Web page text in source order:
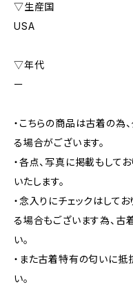
▽生産国
USA
▽年代
ー
・こちらの商品は古着の為
る場合がございます。
・各点、写真に掲載もして
いたします。
・念入りにチェックはして
る場合もございます為、古
い。
・また古着特有の匂いに
い。